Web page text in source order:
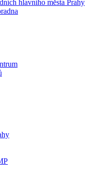
hlavního města Prahy